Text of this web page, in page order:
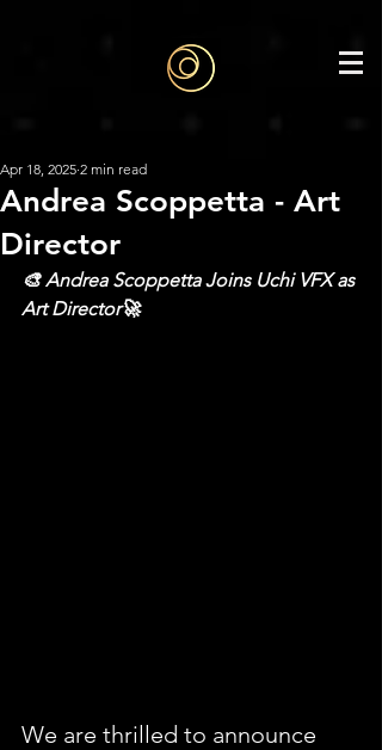
Andrea Scoppetta - Art
Director
Apr 18, 2025 2 min read
🎨 Andrea Scoppetta Joins Uchi VFX as
Art Director🚀
We are thrilled to announce